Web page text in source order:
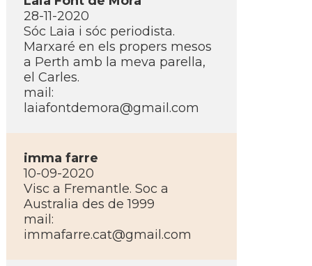
28-11-2020
Sóc Laia i sóc periodista.
Marxaré en els propers mesos
a Perth amb la meva parella,
el Carles.
mail:
laiafontdemora@gmail.com
imma farre
10-09-2020
Visc a Fremantle. Soc a
Australia des de 1999
mail:
immafarre.cat@gmail.com